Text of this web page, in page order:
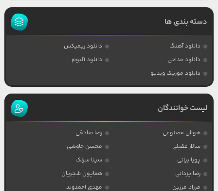
دسته بندی ها
دانلود آهنگ
دانلود ریمیکس
دانلود مداحی
دانلود آلبوم
دانلود موزیک ویدیو
لیست خوانندگان
هوش مصنوعی
رضا صادقی
سالار عقیلی
محسن چاوشی
پویا بیاتی
سینا سرلک
رضا یزدانی
همایون شجریان
فرزاد فرزین
مهدی احمدوند